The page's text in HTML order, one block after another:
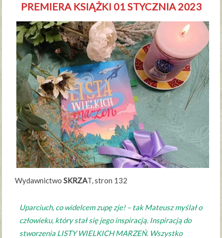
PREMIERA KSIĄŻKI 01 STYCZNIA 2023
Wydawnictwo SKRZAT, stron 132
Uparciuch, co widelcem zupę zje! – tak Mateusz myślał o
człowieku, który stał się jego inspiracją. Inspiracją do
stworzenia LISTY WIELKICH MARZEŃ. Wszystko